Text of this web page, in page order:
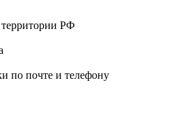
территории РФ
по почте и телефону